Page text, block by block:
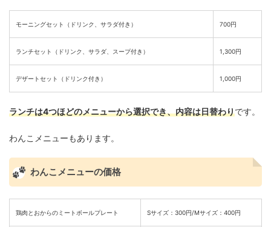
モーニングセット（ドリンク、サラダ付き） 700円
ランチセット（ドリンク、サラダ、スープ付き） 1,300円
デザートセット（ドリンク付き） 1,000円
ランチは4つほどのメニューから選択でき、内容は日替わりです。
わんこメニューもあります。
わんこメニューの価格
鶏肉とおからのミートボールプレート Sサイズ：300円/Mサイズ：400円